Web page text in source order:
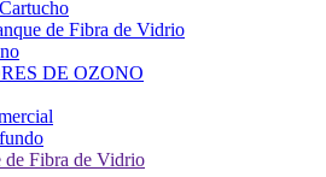
de Fibra de Vidrio
DE OZONO
de Fibra de Vidrio